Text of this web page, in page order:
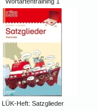
LÜK-Heft: Satzglieder